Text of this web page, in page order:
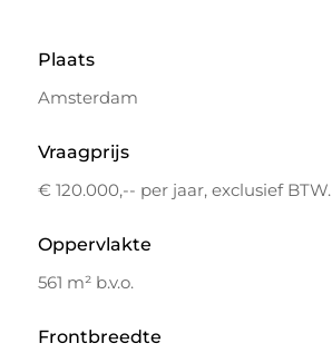
Plaats
Amsterdam
Vraagprijs
€ 120.000,-- per jaar, exclusief BTW.
Oppervlakte
561 m² b.v.o.
Frontbreedte